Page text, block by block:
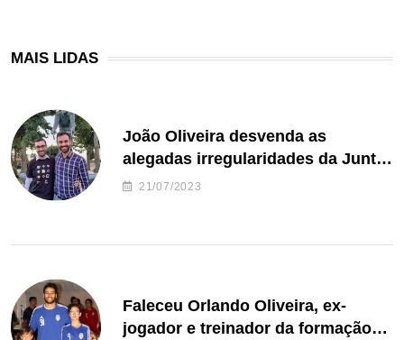
MAIS LIDAS
João Oliveira desvenda as
alegadas irregularidades da Junta
de Freguesia S. João de Ver
21/07/2023
Faleceu Orlando Oliveira, ex-
jogador e treinador da formação